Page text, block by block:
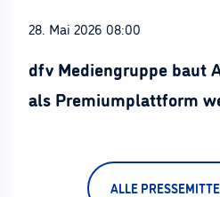
28. Mai 2026 08:00
dfv Mediengruppe baut
als Premiumplattform
ALLE